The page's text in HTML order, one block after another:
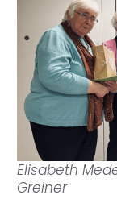
Elisabeth
Greiner